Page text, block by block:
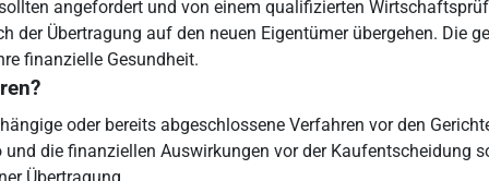
angefordert und von einem qualifizierten
der Übertragung auf den neuen Eigentümer übergehen. Die
finanzielle Gesundheit.
oder bereits abgeschlossene Verfahren vor den
die finanziellen Auswirkungen vor der Kaufentscheidung